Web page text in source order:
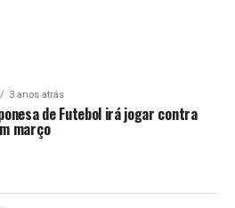
3 anos atrás
de Futebol irá jogar contra
março